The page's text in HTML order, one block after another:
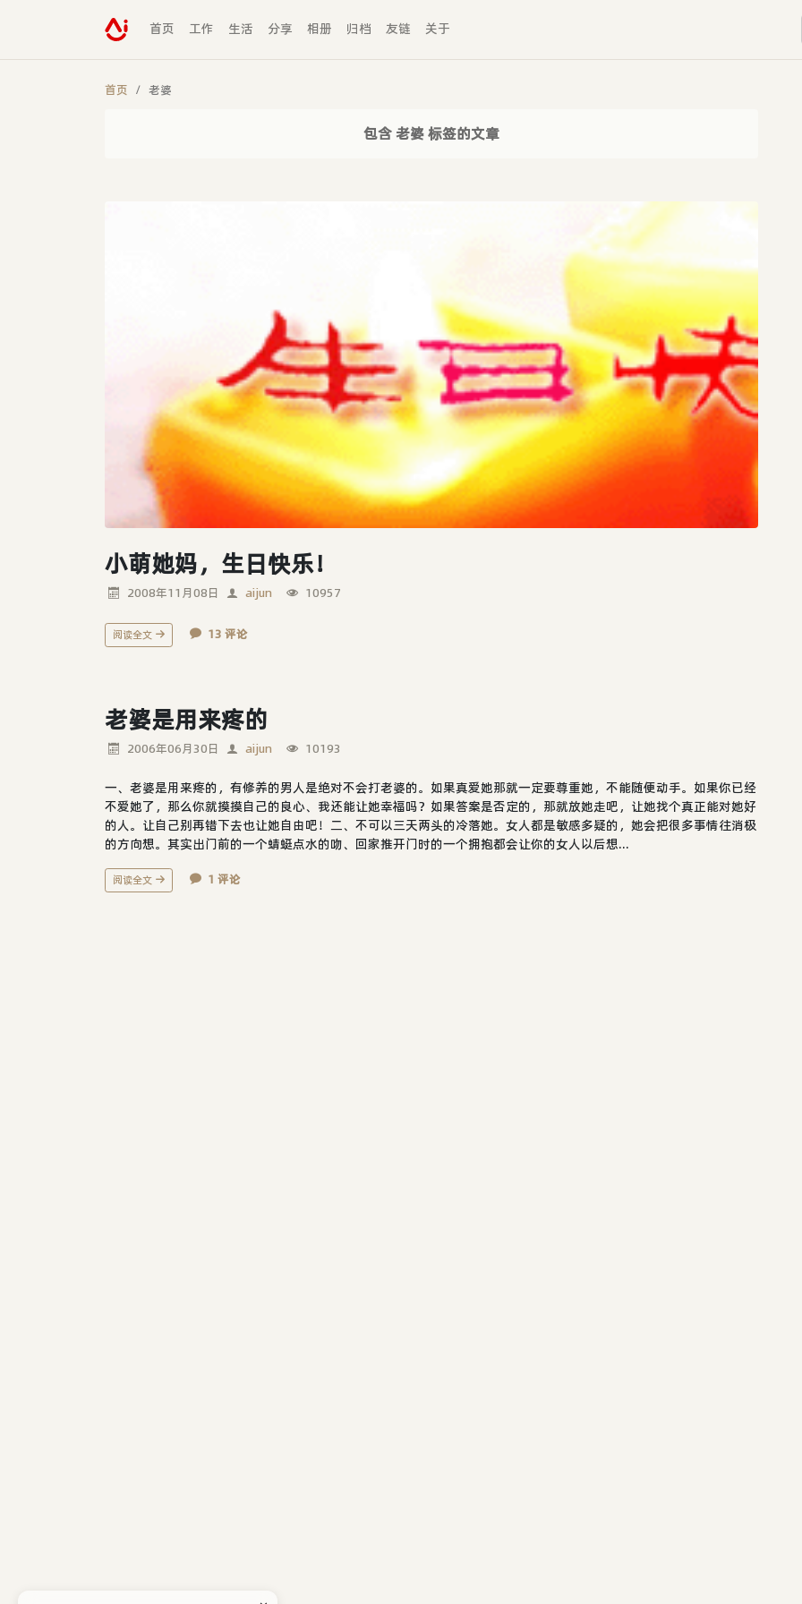
首页 工作 生活 分享 相册 归档 友链 关于
首页 老婆
包含 老婆 标签的文章
小萌她妈，生日快乐！
2008年11月08日 aijun 10957
阅读全文 13 评论
老婆是用来疼的
2006年06月30日 aijun 10193
一、老婆是用来疼的，有修养的男人是绝对不会打老婆的。如果真爱她那就一定要尊重她，不能随便动手。如果你已经
不爱她了，那么你就摸摸自己的良心、我还能让她幸福吗？如果答案是否定的，那就放她走吧，让她找个真正能对她好
的人。让自己别再错下去也让她自由吧！二、不可以三天两头的冷落她。女人都是敏感多疑的，她会把很多事情往消极
的方向想。其实出门前的一个蜻蜓点水的吻、回家推开门时的一个拥抱都会让你的女人以后想...
阅读全文 1 评论